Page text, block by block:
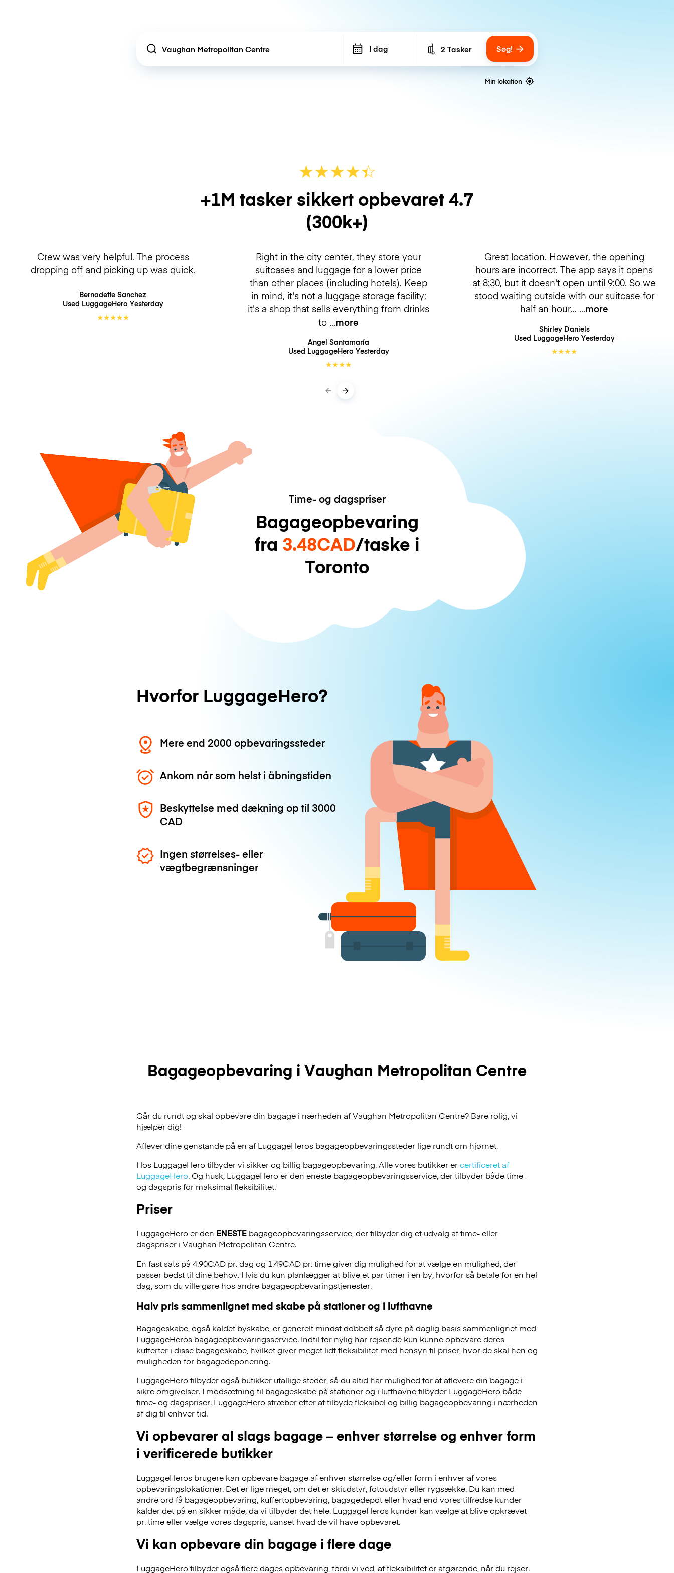
Location I dag Number of bags
2 Tasker Søg!
Min lokation
★★★★☆
★
+1M tasker sikkert opbevaret4.7
(300k+)
Crew was very helpful. The process
dropping off and picking up was quick.
Bernadette Sanchez
Used LuggageHero Yesterday
★★★★★
Right in the city center, they store your
suitcases and luggage for a lower price
than other places (including hotels). Keep
in mind, it's not a luggage storage facility;
it's a shop that sells everything from drinks
to
more
Angel Santamaría
Used LuggageHero Yesterday
★★★★
Great location. However, the opening
hours are incorrect. The app says it opens
at 8:30, but it doesn't open until 9:00. So we
stood waiting outside with our suitcase for
half an hour…
more
Shirley Daniels
Used LuggageHero Yesterday
★★★★
Time- og dagspriser
Bagageopbevaring
fra 3.48CAD/taske i
Toronto
Hvorfor LuggageHero?
Mere end 2000 opbevaringssteder
Ankom når som helst i åbningstiden
Beskyttelse med dækning op til 3000
CAD
Ingen størrelses- eller
vægtbegrænsninger
Bagageopbevaring i Vaughan Metropolitan Centre
Går du rundt og skal opbevare din bagage i nærheden af Vaughan Metropolitan Centre? Bare rolig, vi
hjælper dig!
Aflever dine genstande på en af LuggageHeros bagageopbevaringssteder lige rundt om hjørnet.
Hos LuggageHero tilbyder vi sikker og billig bagageopbevaring. Alle vores butikker ercertificeret af
LuggageHero. Og husk, LuggageHero er den eneste bagageopbevaringsservice, der tilbyder både time-
og dagspris for maksimal fleksibilitet.
Priser
LuggageHero er den ENESTE bagageopbevaringsservice, der tilbyder dig et udvalg af time- eller
dagspriser i Vaughan Metropolitan Centre.
En fast sats på 4.90CAD pr. dag og 1.49CAD pr. time giver dig mulighed for at vælge en mulighed, der
passer bedst til dine behov. Hvis du kun planlægger at blive et par timer i en by, hvorfor så betale for en hel
dag, som du ville gøre hos andre bagageopbevaringstjenester.
Halv pris sammenlignet med skabe på stationer og i lufthavne
Bagageskabe, også kaldet byskabe, er generelt mindst dobbelt så dyre på daglig basis sammenlignet med
LuggageHeros bagageopbevaringsservice. Indtil for nylig har rejsende kun kunne opbevare deres
kufferter i disse bagageskabe, hvilket giver meget lidt fleksibilitet med hensyn til priser, hvor de skal hen og
muligheden for bagagedeponering.
LuggageHero tilbyder også butikker utallige steder, så du altid har mulighed for at aflevere din bagage i
sikre omgivelser. I modsætning til bagageskabe på stationer og i lufthavne tilbyder LuggageHero både
time- og dagspriser. LuggageHero stræber efter at tilbyde fleksibel og billig bagageopbevaring i nærheden
af dig til enhver tid.
Vi opbevarer al slags bagage – enhver størrelse og enhver form
i verificerede butikker
LuggageHeros brugere kan opbevare bagage af enhver størrelse og/eller form i enhver af vores
opbevaringslokationer. Det er lige meget, om det er skiudstyr, fotoudstyr eller rygsække. Du kan med
andre ord få bagageopbevaring, kuffertopbevaring, bagagedepot eller hvad end vores tilfredse kunder
kalder det på en sikker måde, da vi tilbyder det hele. LuggageHeros kunder kan vælge at blive opkrævet
pr. time eller vælge vores dagspris, uanset hvad de vil have opbevaret.
Vi kan opbevare din bagage i flere dage
LuggageHero tilbyder også flere dages opbevaring, fordi vi ved, at fleksibilitet er afgørende, når du rejser.